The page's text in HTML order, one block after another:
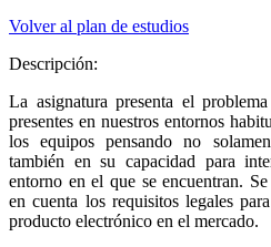
Volver al plan de estudios
Descripción:
La asignatura presenta el
presentes en nuestros entornos
los equipos pensando no
también en su capacidad para
entorno en el que se encuentran.
en cuenta los requisitos legales
producto electrónico en el mercado.